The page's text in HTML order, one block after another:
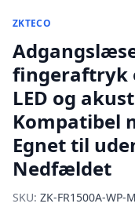
ZKTECO
fingeraftryk
LED og
Kompatibel
Egnet til
Nedfældet
SKU: ZK-FR1500A-WP-